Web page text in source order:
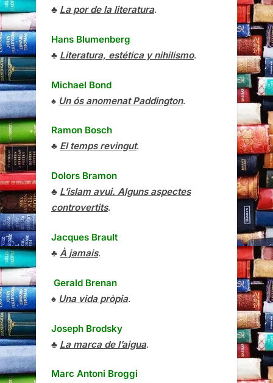
♣ La por de la literatura.
Hans Blumenberg
♣ Literatura, estética y nihilismo.
Michael Bond
♠ Un ós anomenat Paddington.
Ramon Bosch
♣ El temps revingut.
Dolors Bramon
♣ L’islam avui. Alguns aspectes
controvertits.
Jacques Brault
♣ À jamais.
Gerald Brenan
♠ Una vida pròpia.
Joseph Brodsky
♣ La marca de l’aigua.
Marc Antoni Broggi